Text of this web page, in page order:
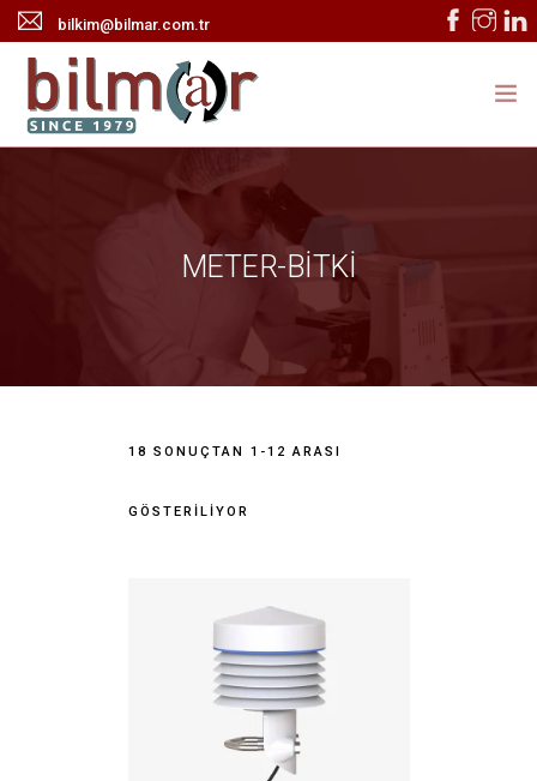
bilkim@bilmar.com.tr
TEKNİK SERVİS
İLETİŞİM
METER-BİTKİ
18 SONUÇTAN 1-12 ARASI
GÖSTERILIYOR